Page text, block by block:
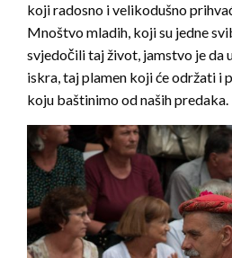
koji radosno i velikodušno
Mnoštvo mladih, koji su jedne
svjedočili taj život, jamstvo je
iskra, taj plamen koji će održati i
koju baštinimo od naših predaka.